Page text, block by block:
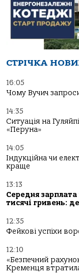
СТРІЧКА
16:05
Чому Вучич
14:35
Ситуація на
«Перуна»
14:05
Індукційна чи
краще
13:13
Середня
тисячі гривень:
12:35
Фейкові успіхи
12:10
«Безпечний
Кременця